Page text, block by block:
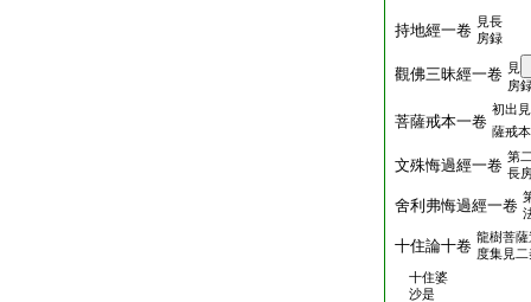
持地經一卷 見長
房録
觀佛三昧經一卷 見
房
菩薩戒本一卷
初出
薩戒
文殊悔過經一卷 第
長
舍利弗悔過經一卷
十住論十卷 龍樹菩
度集見
十住婆
沙是